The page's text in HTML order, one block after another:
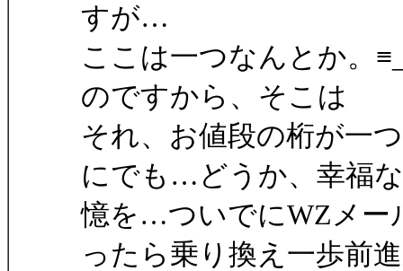
すが…
ここは一つなんとか。
のですから、そこは
それ、お値段の桁が一
にでも…どうか、幸福
憶を…ついでにWZメー
ったら乗り換え一歩前